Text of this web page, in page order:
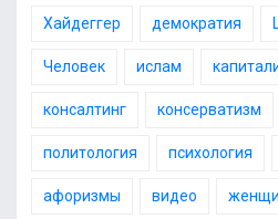
Хайдеггер демократия
Человек ислам
консалтинг консерватизм
политология психология
афоризмы видео